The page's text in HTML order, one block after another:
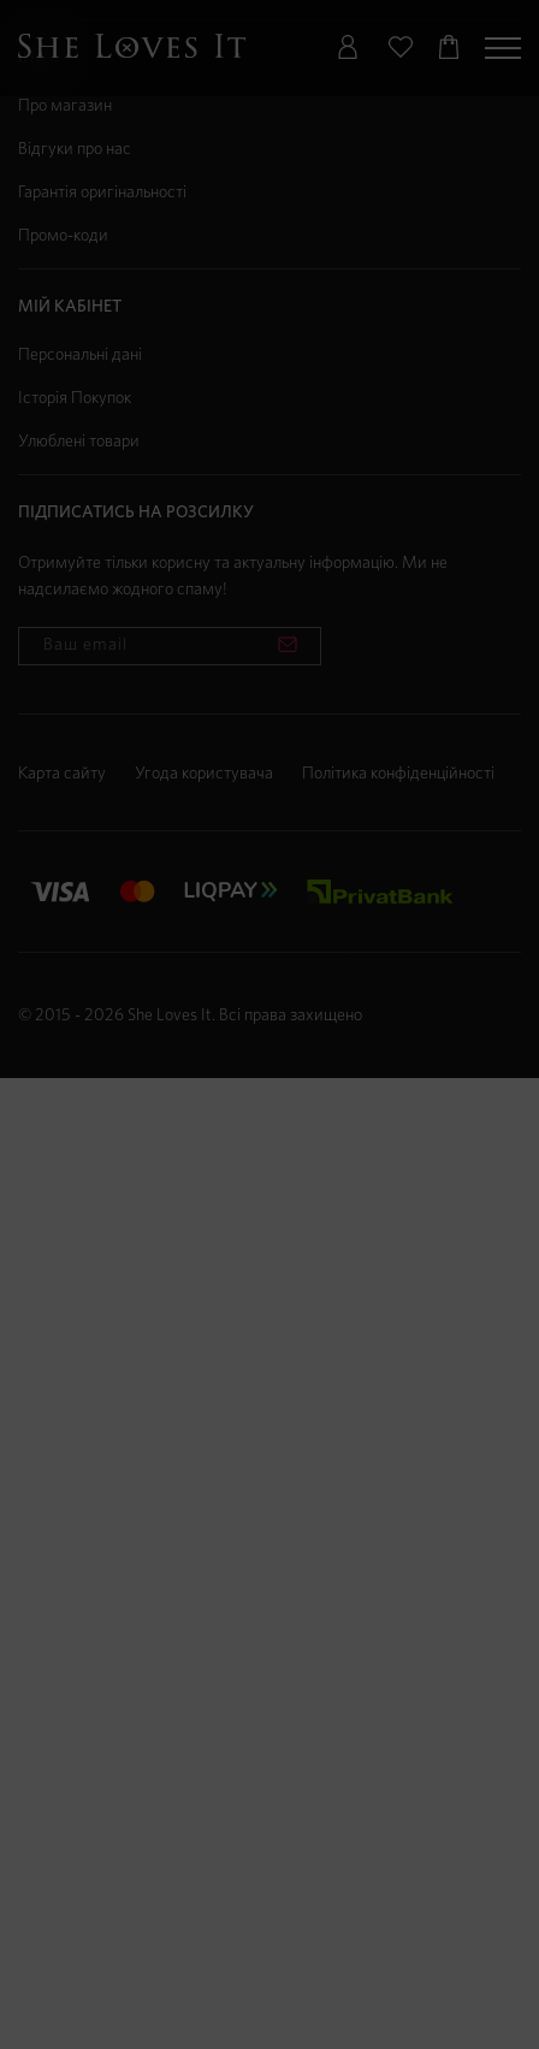
ІНФО
Про магазин
Відгуки про нас
Гарантія оригінальності
Промо-коди
МІЙ КАБІНЕТ
Персональні дані
Історія Покупок
Улюблені товари
ПІДПИСАТИСЬ НА РОЗСИЛКУ
Отримуйте тільки корисну та актуальну інформацію. Ми не
надсилаємо жодного спаму!
© 2015 - 2026 She Loves It . Всі права захищено
Карта сайту Угода користувача Політика конфіденційності